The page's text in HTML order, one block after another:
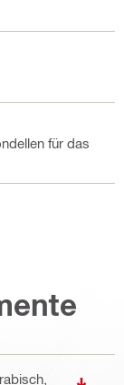
für das